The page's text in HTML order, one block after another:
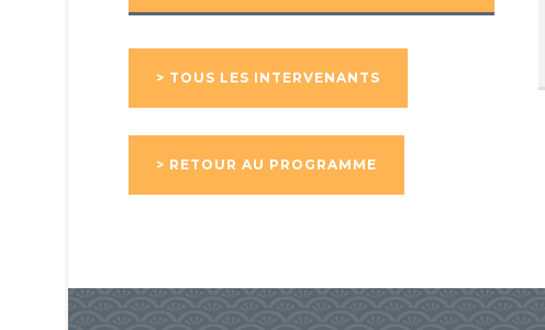
> TOUS LES INTERVENANTS
> RETOUR AU PROGRAMME